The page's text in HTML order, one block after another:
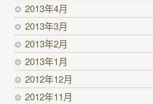
2013年4月
2013年3月
2013年2月
2013年1月
2012年12月
2012年11月